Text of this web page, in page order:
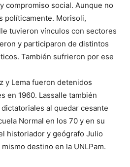
compromiso social. Aunque no
políticamente. Morisoli,
tuvieron vínculos con sectores
y participaron de distintos
También sufrieron por ese
y Lema fueron detenidos
en 1960. Lassalle también
al quedar cesante
Normal en los 70 y en su
historiador y geógrafo Julio
destino en la UNLPam.